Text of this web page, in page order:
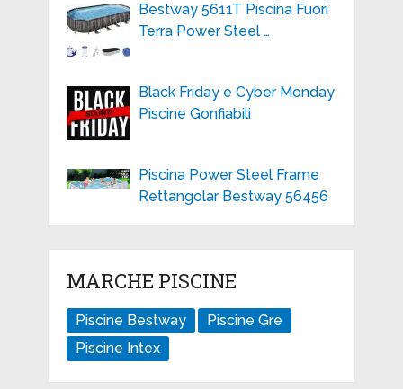
Bestway 5611T Piscina Fuori
Terra Power Steel …
Black Friday e Cyber Monday
Piscine Gonfiabili
Piscina Power Steel Frame
Rettangolar Bestway 56456
MARCHE PISCINE
Piscine Bestway
Piscine Gre
Piscine Intex